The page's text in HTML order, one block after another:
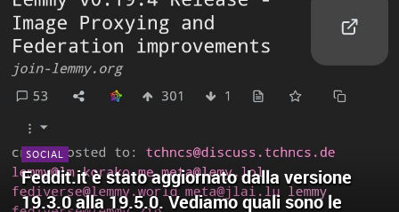
SOCIAL
Feddit.it è stato aggiornato dalla versione
19.3.0 alla 19.5.0. Vediamo quali sono le